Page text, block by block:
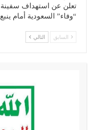
تعلن عن استهداف سفينة
“وفاء” السعودية أمام ينبع
السابق التالي